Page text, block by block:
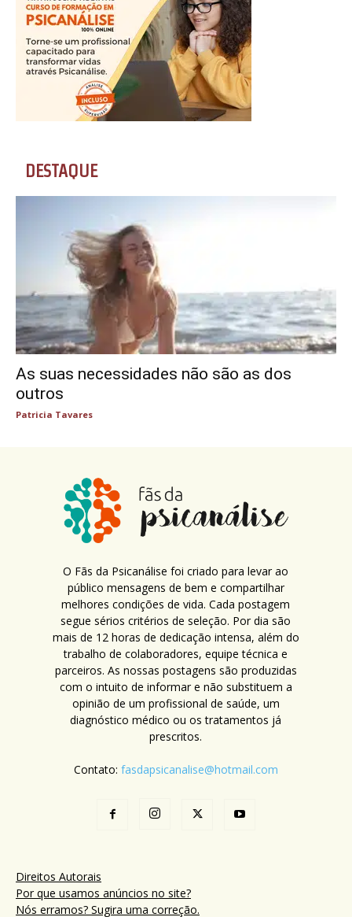
DESTAQUE
As suas necessidades não são as dos
outros
Patricia Tavares
O Fãs da Psicanálise foi criado para levar ao
público mensagens de bem e compartilhar
melhores condições de vida. Cada postagem
segue sérios critérios de seleção. Por dia são
mais de 12 horas de dedicação intensa, além do
trabalho de colaboradores, equipe técnica e
parceiros. As nossas postagens são produzidas
com o intuito de informar e não substituem a
opinião de um profissional de saúde, um
diagnóstico médico ou os tratamentos já
prescritos.
Contato: fasdapsicanalise@hotmail.com
Direitos Autorais
Por que usamos anúncios no site?
Nós erramos? Sugira uma correção.